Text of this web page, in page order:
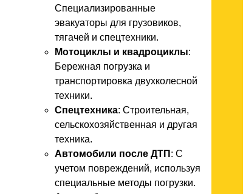
Специализированные
эвакуаторы для грузовиков,
тягачей и спецтехники.
Мотоциклы и квадроциклы:
Бережная погрузка и
транспортировка двухколесной
техники.
Спецтехника: Строительная,
сельскохозяйственная и другая
техника.
Автомобили после ДТП : С
учетом повреждений, используя
специальные методы погрузки.